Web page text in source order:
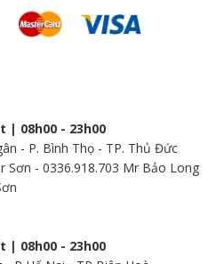
| 08h00 - 23h00
- P. Bình Thọ - TP. Thủ Đức
Sơn - 0336.918.703 Mr Bảo Long
| 08h00 - 23h00